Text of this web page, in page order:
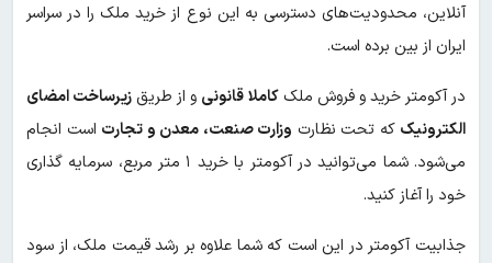
آنلاین، محدودیت‌های دسترسی به این نوع از خرید ملک را در سراسر
ایران از بین برده است.
در آکومتر خرید و فروش ملککاملا قانونی و از طریق زیرساخت امضای
الکترونیک که تحت نظارت وزارت صنعت، معدن و تجارت است انجام
می‌شود. شما می‌توانید در آکومتر با خرید ۱ متر مربع، سرمایه گذاری
خود را آغاز کنید.
جذابیت آکومتر در این است که شما علاوه بر رشد قیمت ملک، از سود